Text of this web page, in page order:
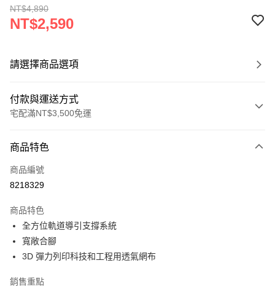
NT$4,890
NT$2,590
請選擇商品選項
付款與運送方式
宅配滿NT$3,500免運
信用卡一次付款
ATM付款
運送方式
宅配
每筆NT$100，滿NT$3,500(含以上)免運費
商品特色
商品編號
8218329
商品特色
全方位軌道導引支撐系統
寬敞合腳
3D 彈力列印科技和工程用透氣網布
銷售重點